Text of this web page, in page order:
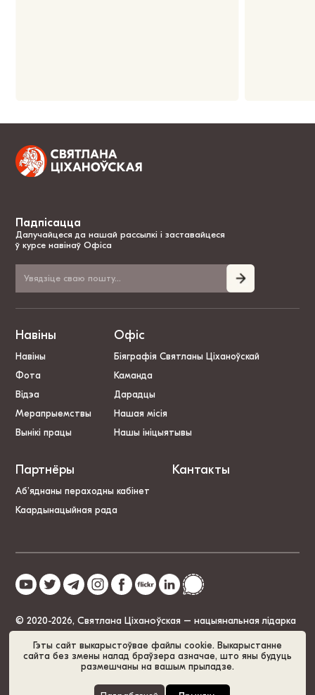
Гэты сайт выкарыстоўвае файлы cookie. Выкарыстанне
сайта без змены налад браўзера азначае, што яны будуць
размешчаны на вашым прыладзе.
Падпісацца
Далучайцеся да нашай рассылкі і заставайцеся
ў курсе навінаў Офіса
Навіны
Навіны
Фота
Відэа
Мерапрыемствы
Вынікі працы
Офіс
Біяграфія Святланы Ціханоўскай
Каманда
Дарадцы
Нашая місія
Нашы ініцыятывы
Партнёры
Аб’яднаны пераходны кабінет
Каардынацыйная рада
Кантакты
© 2020-2026, Святлана Ціханоўская – нацыянальная лідарка